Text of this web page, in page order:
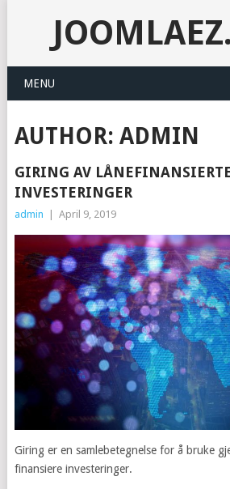
MENU
AUTHOR: ADMIN
GIRING AV
INVESTERINGER
admin April 9, 2019
Giring er en samlebetegnelse for å bruke
finansiere investeringer.